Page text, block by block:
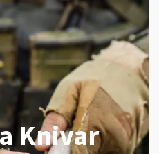
Knivar